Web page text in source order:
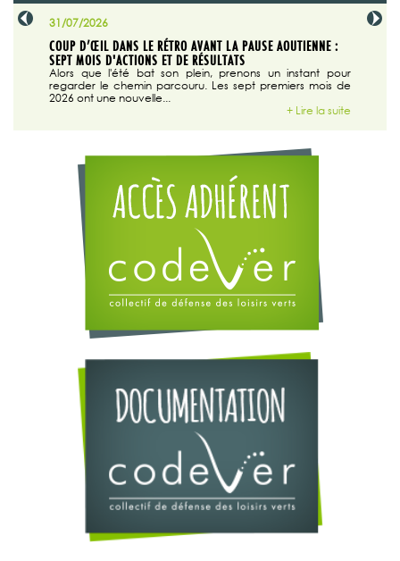
31/07/2026
COUP D’ŒIL DANS LE RÉTRO AVANT LA PAUSE AOUTIENNE :
SEPT MOIS D'ACTIONS ET DE RÉSULTATS
Alors que l'été bat son plein, prenons un instant pour
regarder le chemin parcouru. Les sept premiers mois de
2026 ont une nouvelle...
+ Lire la suite
29/07/